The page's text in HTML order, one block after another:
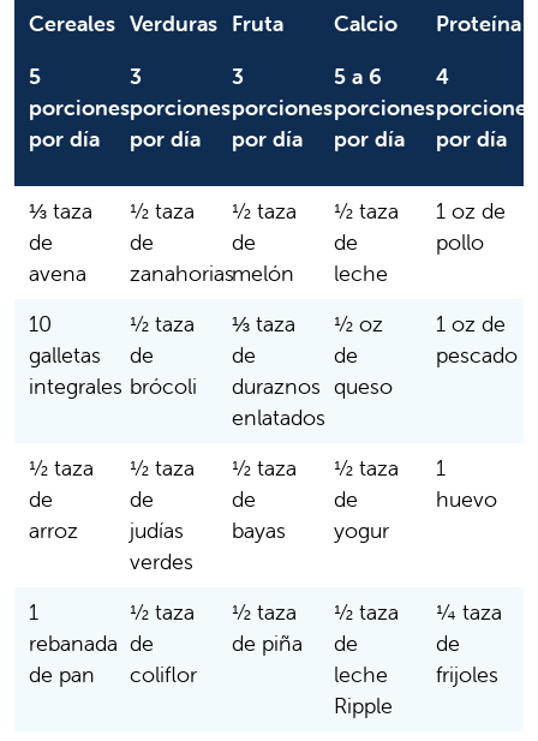
Cereales
5
porciones
por día
Verduras
3
porciones
por día
Fruta
3
porciones
por día
Calcio
5 a 6
porciones
por día
Proteína
4
porciones
por día
⅓ taza
de
avena
½ taza
de
zanahorias
½ taza
de
melón
½ taza
de
leche
1 oz de
pollo
10
galletas
integrales
½ taza
de
brócoli
⅓ taza
de
duraznos
enlatados
½ oz
de
queso
1 oz de
pescado
½ taza
de
arroz
½ taza
de
judías
verdes
½ taza
de
bayas
½ taza
de
yogur
1
huevo
1
rebanada
de pan
½ taza
de
coliflor
½ taza
de piña
½ taza
de
leche
Ripple
¼ taza
de
frijoles